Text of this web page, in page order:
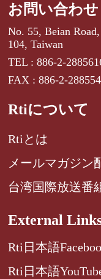
お問い合わせ
No. 55, Beian
104, Taiwan
TEL : 886-2-
FAX : 886-2-
Rtiについて
Rtiとは
メールマガジン
台湾国際放送番
External
Rti日本語
Rti日本語